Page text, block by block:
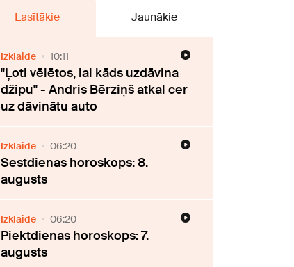
Lasītākie Jaunākie
Izklaide 10:11
"Ļoti vēlētos, lai kāds uzdāvina
džipu" - Andris Bērziņš atkal cer
uz dāvinātu auto
Izklaide 06:20
Sestdienas horoskops: 8.
augusts
Izklaide 06:20
Piektdienas horoskops: 7.
augusts